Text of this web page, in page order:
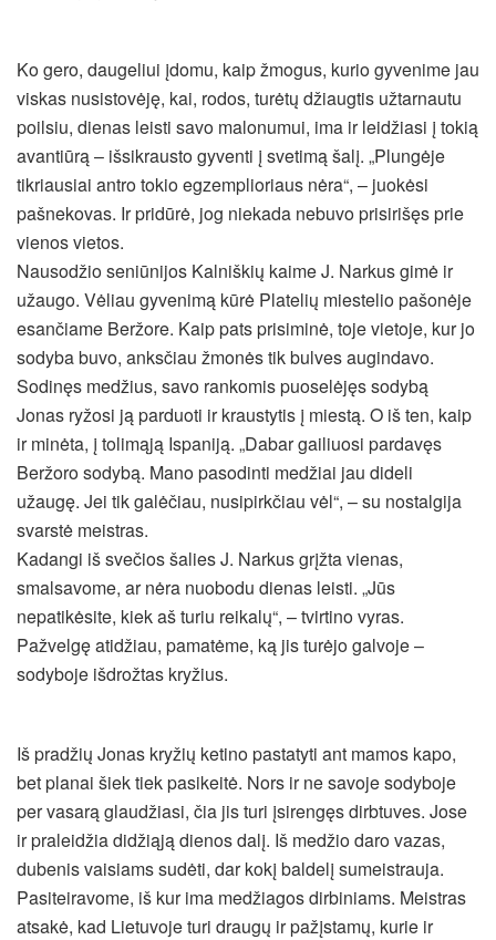
Ko gero, daugeliui įdomu, kaip žmogus, kurio gyvenime jau
viskas nusistovėję, kai, rodos, turėtų džiaugtis užtarnautu
poilsiu, dienas leisti savo malonumui, ima ir leidžiasi į tokią
avantiūrą – išsikrausto gyventi į svetimą šalį. „Plungėje
tikriausiai antro tokio egzemplioriaus nėra“, – juokėsi
pašnekovas. Ir pridūrė, jog niekada nebuvo prisirišęs prie
vienos vietos.
Nausodžio seniūnijos Kalniškių kaime J. Narkus gimė ir
užaugo. Vėliau gyvenimą kūrė Platelių miestelio pašonėje
esančiame Beržore. Kaip pats prisiminė, toje vietoje, kur jo
sodyba buvo, anksčiau žmonės tik bulves augindavo.
Sodinęs medžius, savo rankomis puoselėjęs sodybą
Jonas ryžosi ją parduoti ir kraustytis į miestą. O iš ten, kaip
ir minėta, į tolimąją Ispaniją. „Dabar gailiuosi pardavęs
Beržoro sodybą. Mano pasodinti medžiai jau dideli
užaugę. Jei tik galėčiau, nusipirkčiau vėl“, – su nostalgija
svarstė meistras.
Kadangi iš svečios šalies J. Narkus grįžta vienas,
smalsavome, ar nėra nuobodu dienas leisti. „Jūs
nepatikėsite, kiek aš turiu reikalų“, – tvirtino vyras.
Pažvelgę atidžiau, pamatėme, ką jis turėjo galvoje –
sodyboje išdrožtas kryžius.
Iš pradžių Jonas kryžių ketino pastatyti ant mamos kapo,
bet planai šiek tiek pasikeitė. Nors ir ne savoje sodyboje
per vasarą glaudžiasi, čia jis turi įsirengęs dirbtuves. Jose
ir praleidžia didžiąją dienos dalį. Iš medžio daro vazas,
dubenis vaisiams sudėti, dar kokį baldelį sumeistrauja.
Pasiteiravome, iš kur ima medžiagos dirbiniams. Meistras
atsakė, kad Lietuvoje turi draugų ir pažįstamų, kurie ir